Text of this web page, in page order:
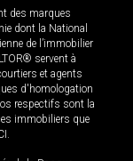
des marques
dont la National
de l’immobilier
servent à
et agents
d'homologation
respectifs sont la
immobiliers que